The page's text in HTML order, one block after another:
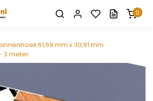
0
61,69 mm x 30,91 mm
- 3 meter